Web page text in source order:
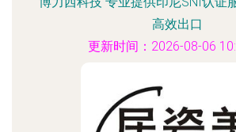
高效出口
更新时间：2026-08-06